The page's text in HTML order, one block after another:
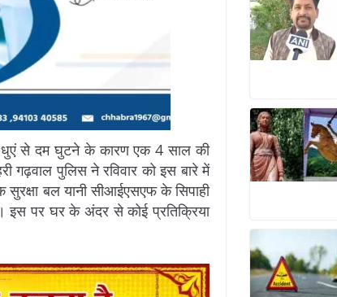
धुएं से दम घुटने के कारण एक 4 साल की
गढ़वाल पुलिस ने रविवार को इस बारे में
बल यानी सीआईएसएफ के सिपाही
पर घर के अंदर से कोई प्रतिक्रिया